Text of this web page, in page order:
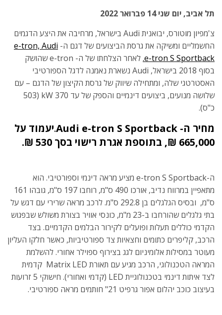
תל אביב, ‏יום שני 14 פברואר 2022
צ'מפיון מוטורס, יבואנית Audi בישראל, מרחיבה את היצע הדגמים
החשמליים ומשיקה את גרסת הביצועים של דגם ה- e-tron, Audi
e-tron S Sportback.
לאחר הצלחתו של ה- e-tron שהושק
בסוף 2018 בישראל, Audi נשארת נאמנה לדגל הספורטיבי
האסטרטגי שלה, ומתחילה שיווק של גרסת הקיצון של הדגם – עם
שלושה מנועים, ביצועים דינמיים והספק של עד 370 kW (503
כ"ס).
מחיר ה- Audi e-tron S Sportback
.יעמוד על
665,000 ₪, בתוספת אגרת רישוי בסך 530
₪.
ה-e-tron S Sportback מציע מראה דינמי וספורטיבי. הוא
מתאפיין במרווח נדיב, אורכו 490 ס"מ, רוחבו 197 ס"מ, גובהו 161
ס"מ, ובסיס הגלגלים בן 292.8 ס"מ. לרכב מראה שרירי עם דגש על
בתי גלגלים שהורחבו ב-23 מ"מ, כונסי אוויר בצורת משולש שבפגוש
הקדמי כוללים תעלות ופועלים לקירור הבלמים הקדמיים. בצד
הרכב, קליפרים כתומים וחצאיות צד ספורטיביות, כאשר חלקו העליון
מעוטר במסילות אלומיניום לגג בצירוף ספוילר אחורי. להשלמת
המראה הטכנולוגי, הרכב מגיע עם תאורת Matrix LED קדמית
לצד איתות דינמי בטכנולוגיית LED (קדמי ואחורי). חישוקי 5 זרועות
בעיצוב כוכב יהלום אפור גרפיט 21" חותמים מראה ספורטיבי.